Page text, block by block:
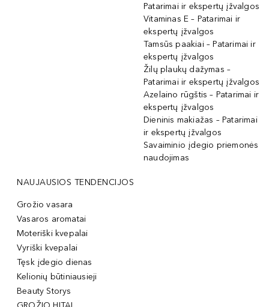
Patarimai ir ekspertų įžvalgos
Vitaminas E – Patarimai ir
ekspertų įžvalgos
Tamsūs paakiai – Patarimai ir
ekspertų įžvalgos
Žilų plaukų dažymas –
Patarimai ir ekspertų įžvalgos
Azelaino rūgštis – Patarimai ir
ekspertų įžvalgos
Dieninis makiažas – Patarimai
ir ekspertų įžvalgos
Savaiminio įdegio priemonės
naudojimas
NAUJAUSIOS TENDENCIJOS
Grožio vasara
Vasaros aromatai
Moteriški kvepalai
Vyriški kvepalai
Tęsk įdegio dienas
Kelionių būtiniausieji
Beauty Storys